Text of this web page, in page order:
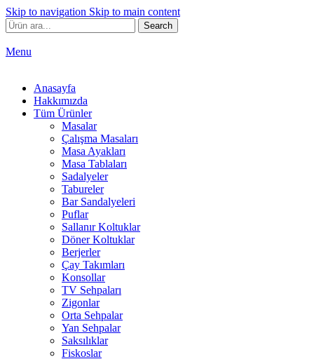
Skip to navigation Skip to main content
Search
Menu
Anasayfa
Hakkımızda
Tüm Ürünler
Masalar
Çalışma Masaları
Masa Ayakları
Masa Tablaları
Sadalyeler
Tabureler
Bar Sandalyeleri
Puflar
Sallanır Koltuklar
Döner Koltuklar
Berjerler
Çay Takımları
Konsollar
TV Sehpaları
Zigonlar
Orta Sehpalar
Yan Sehpalar
Saksılıklar
Fiskoslar